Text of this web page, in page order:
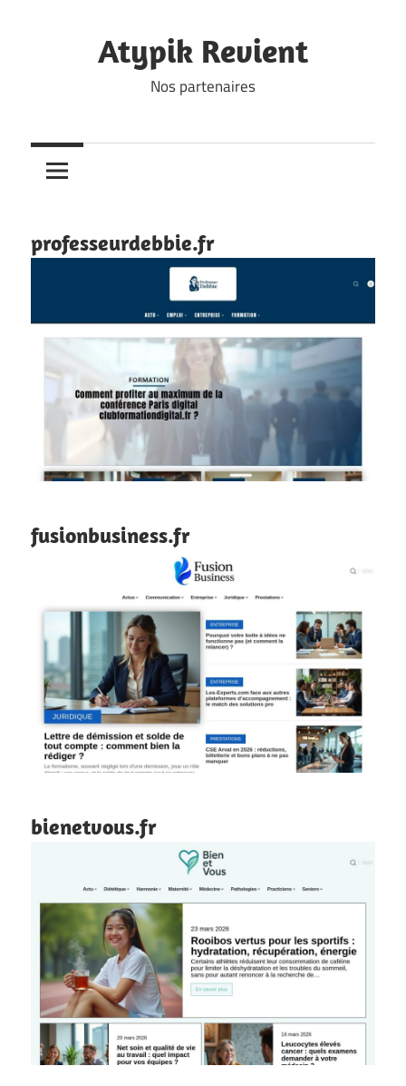
Atypik Revient
Nos partenaires
professeurdebbie.fr
fusionbusiness.fr
bienetvous.fr